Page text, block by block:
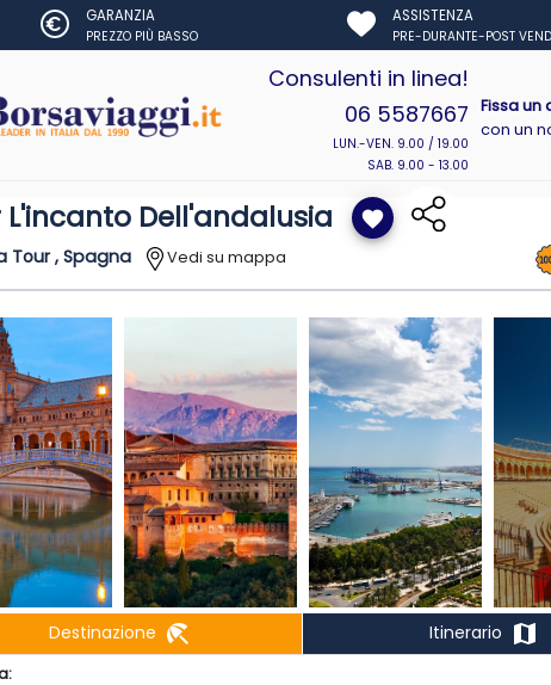
GARANZIA
PREZZO PIÙ BASSO
ASSISTENZA
PRE-DURANTE-POST
Consulenti in linea!
06 5587667
LUN.-VEN. 9.00 / 19.00
SAB. 9.00 - 13.00
Fissa
con un
L'incanto Dell'andalusia favorite
Tour , Spagna Vedi su mappa
Destinazione beach_access Itinerario map